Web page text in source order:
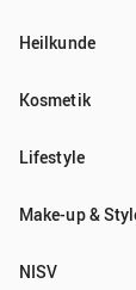
Heilkunde
Kosmetik
Lifestyle
Make-up &
NISV